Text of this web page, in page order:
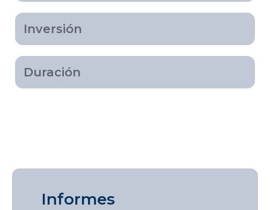
Inversión
Duración
Informes